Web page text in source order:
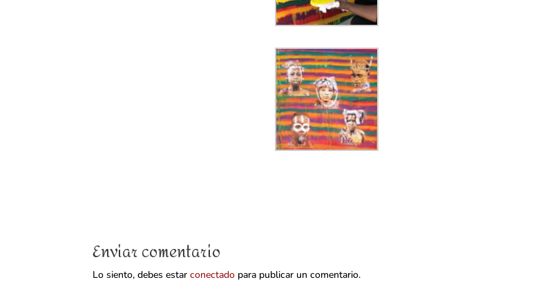
Enviar comentario
Lo siento, debes estarconectado para publicar un comentario.